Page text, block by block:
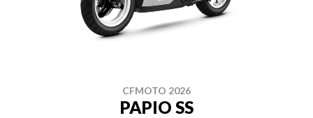
CFMOTO 2026
PAPIO SS